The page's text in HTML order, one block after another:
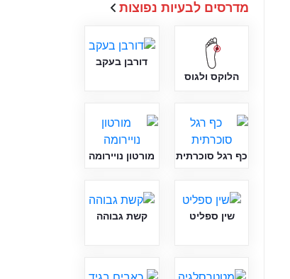
מדרסים לבעיות נפוצות
הלוקס ולגוס
דורבן בעקב
כף רגל סוכרתית מורטון נויירומה
שין ספליט קשת גבוהה